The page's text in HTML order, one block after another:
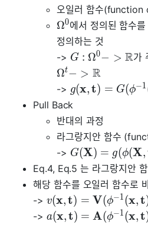
오일러 함수(function
Ω0에서 정의된 함수를
정의하는 것
-> G : Ω0− > R가
Ωt− > R
-> g(x, t) = G(ϕ−1
Pull Back
반대의 과정
라그랑지안 함수
-> G(X) = g(ϕ(X,
Eq.4, Eq.5 는 라그랑지안
해당 함수를 오일러 함수로
-> v(x, t) = V(ϕ−1(x,t
-> a(x,t) = A(ϕ−1(x,t